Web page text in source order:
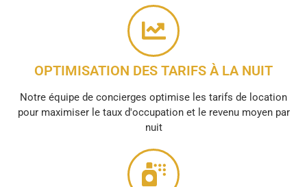
OPTIMISATION DES TARIFS À LA NUIT
Notre équipe de concierges optimise les tarifs de location
pour maximiser le taux d'occupation et le revenu moyen par
nuit